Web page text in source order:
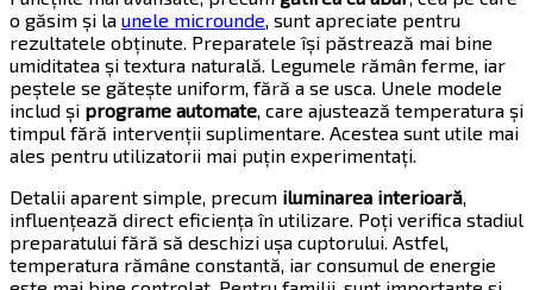
o găsim și la unele microunde, sunt apreciate pentru
rezultatele obținute. Preparatele își păstrează mai bine
umiditatea și textura naturală. Legumele rămân ferme, iar
peștele se gătește uniform, fără a se usca. Unele modele
includ și programe automate, care ajustează temperatura și
timpul fără intervenții suplimentare. Acestea sunt utile mai
ales pentru utilizatorii mai puțin experimentați.
Detalii aparent simple, precum iluminarea interioară,
influențează direct eficiența în utilizare. Poți verifica stadiul
preparatului fără să deschizi ușa cuptorului. Astfel,
temperatura rămâne constantă, iar consumul de energie